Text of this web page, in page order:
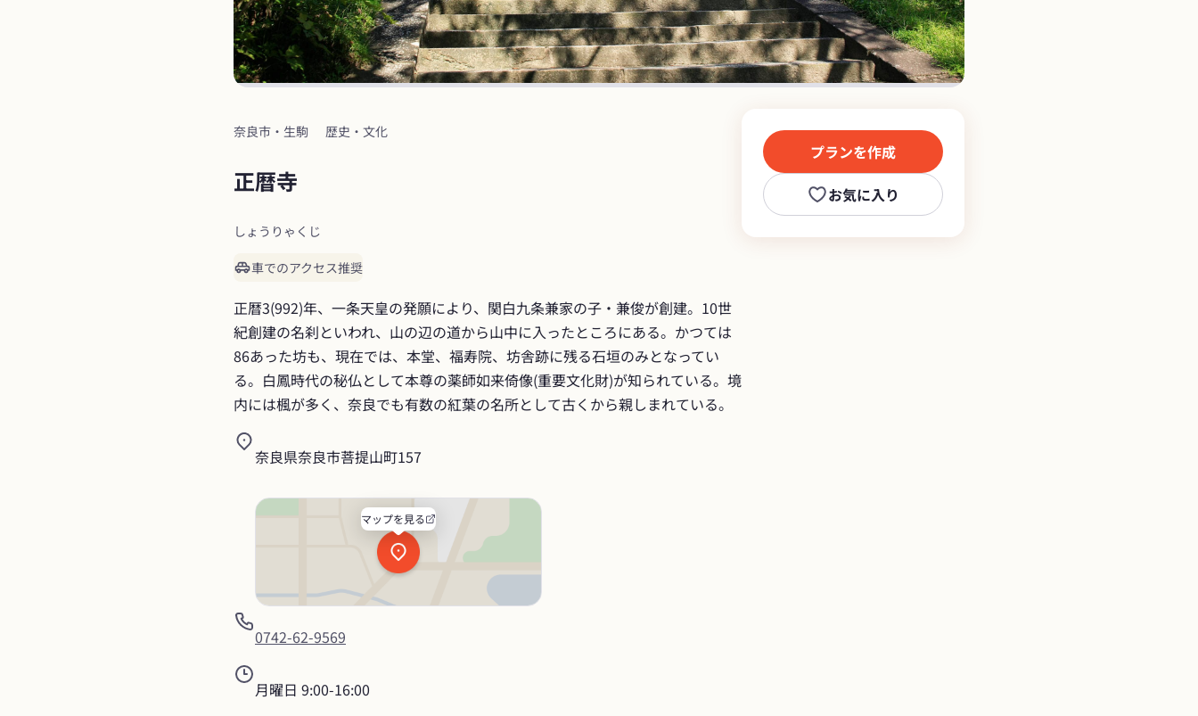
奈良市・生駒 歴史・文化
正暦寺
しょうりゃくじ
車でのアクセス推奨
正暦3(992)年、一条天皇の発願により、関白九条兼家の子・兼俊が創建。10世
紀創建の名刹といわれ、山の辺の道から山中に入ったところにある。かつては
86あった坊も、現在では、本堂、福寿院、坊舎跡に残る石垣のみとなってい
る。白鳳時代の秘仏として本尊の薬師如来倚像(重要文化財)が知られている。境
内には楓が多く、奈良でも有数の紅葉の名所として古くから親しまれている。
奈良県奈良市菩提山町157
マップを見る
0742-62-9569
月曜日 9:00-16:00
プランを作成
お気に入り